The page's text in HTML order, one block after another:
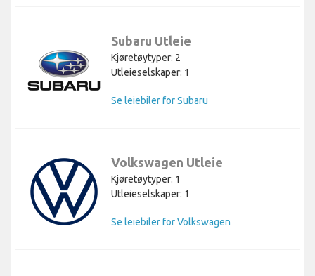
Subaru Utleie
Kjøretøytyper: 2
Utleieselskaper: 1
Se leiebiler for Subaru
Volkswagen Utleie
Kjøretøytyper: 1
Utleieselskaper: 1
Se leiebiler for Volkswagen